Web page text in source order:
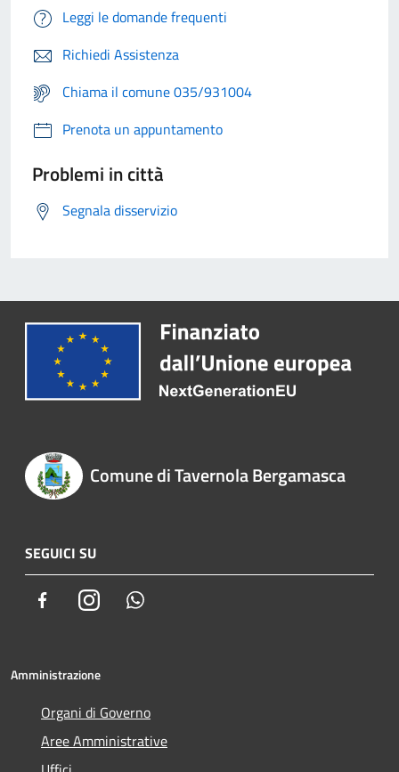
Leggi le domande frequenti
Richiedi Assistenza
Chiama il comune 035/931004
Prenota un appuntamento
Problemi in città
Segnala disservizio
Comune di Tavernola Bergamasca
SEGUICI SU
FacebookInstagram
Amministrazione
Organi di Governo
Aree Amministrative